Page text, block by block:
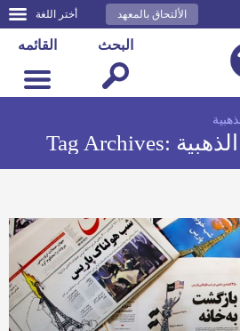
أختر اللغة الألتحاق بالمعهد
القائمه البحث
Tag Archives: